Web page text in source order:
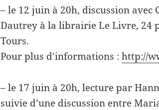
– le 12 juin à 20h, discussion
Dautrey à la librairie Le Livre, 24
Tours.
Pour plus d’informations :http://
– le 17 juin à 20h, lecture par
suivie d’une discussion entre